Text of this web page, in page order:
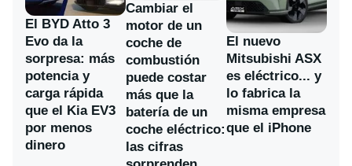
El BYD Atto 3
Evo da la
sorpresa: más
potencia y
carga rápida
que el Kia EV3
por menos
dinero
Cambiar el
motor de un
coche de
combustión
puede costar
más que la
batería de un
coche eléctrico:
las cifras
El nuevo
Mitsubishi ASX
es eléctrico... y
lo fabrica la
misma empresa
que el iPhone